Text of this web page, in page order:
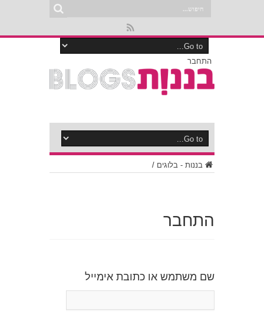
התחבר
בננות - בלוגים /
התחבר
שם משתמש או כתובת אימייל